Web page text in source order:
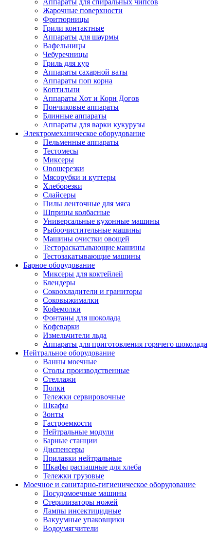
Аппараты для спиральных чипсов
Жарочные поверхности
Фритюрницы
Грили контактные
Аппараты для шаурмы
Вафельницы
Чебуречницы
Гриль для кур
Аппараты сахарной ваты
Аппараты поп корна
Коптильни
Аппараты Хот и Корн Догов
Пончиковые аппараты
Блинные аппараты
Аппараты для варки кукурузы
Электромеханическое оборудование
Пельменные аппараты
Тестомесы
Миксеры
Овощерезки
Мясорубки и куттеры
Хлеборезки
Слайсеры
Пилы ленточные для мяса
Шприцы колбасные
Универсальные кухонные машины
Рыбоочистительные машины
Машины очистки овощей
Тестораскатывающие машины
Тестозакатывающие машины
Барное оборудование
Миксеры для коктейлей
Блендеры
Сокоохладители и граниторы
Соковыжималки
Кофемолки
Фонтаны для шоколада
Кофеварки
Измельчители льда
Аппараты для приготовления горячего шоколада
Нейтральное оборудование
Ванны моечные
Столы производственные
Стеллажи
Полки
Тележки сервировочные
Шкафы
Зонты
Гастроемкости
Нейтральные модули
Барные станции
Диспенсеры
Прилавки нейтральные
Шкафы распашные для хлеба
Тележки грузовые
Моечное и санитарно-гигиеническое оборудование
Посудомоечные машины
Стерилизаторы ножей
Лампы инсектицидные
Вакуумные упаковщики
Водоумягчители